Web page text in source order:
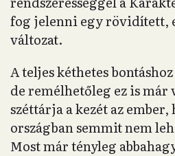
fog jelenni egy rövidített,
változat.
A teljes kéthetes
de remélhetőleg ez is már
széttárja a kezét az ember,
országban semmit nem
Most már tényleg